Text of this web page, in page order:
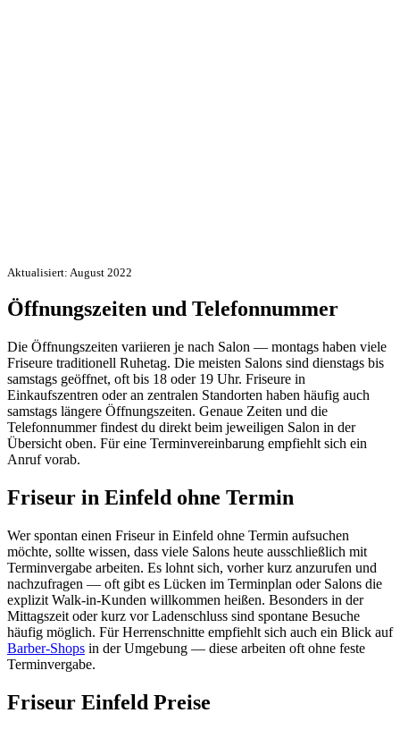
Aktualisiert: August 2022
Öffnungszeiten und Telefonnummer
Die Öffnungszeiten variieren je nach Salon — montags haben viele
Friseure traditionell Ruhetag. Die meisten Salons sind dienstags bis
samstags geöffnet, oft bis 18 oder 19 Uhr. Friseure in
Einkaufszentren oder an zentralen Standorten haben häufig auch
samstags längere Öffnungszeiten. Genaue Zeiten und die
Telefonnummer findest du direkt beim jeweiligen Salon in der
Übersicht oben. Für eine Terminvereinbarung empfiehlt sich ein
Anruf vorab.
Friseur in Einfeld ohne Termin
Wer spontan einen Friseur in Einfeld ohne Termin aufsuchen
möchte, sollte wissen, dass viele Salons heute ausschließlich mit
Terminvergabe arbeiten. Es lohnt sich, vorher kurz anzurufen und
nachzufragen — oft gibt es Lücken im Terminplan oder Salons die
explizit Walk-in-Kunden willkommen heißen. Besonders in der
Mittagszeit oder kurz vor Ladenschluss sind spontane Besuche
häufig möglich. Für Herrenschnitte empfiehlt sich auch ein Blick auf
Barber-Shops in der Umgebung — diese arbeiten oft ohne feste
Terminvergabe.
Friseur Einfeld Preise